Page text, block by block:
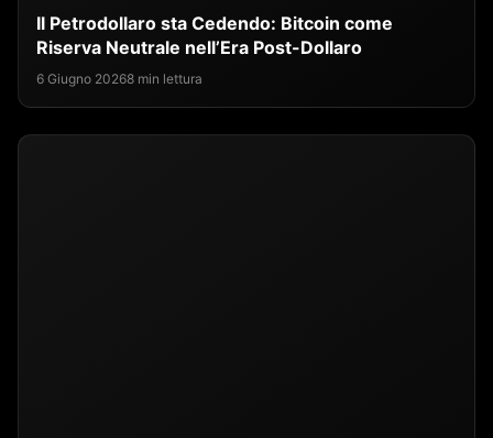
Il Petrodollaro sta Cedendo: Bitcoin come
Riserva Neutrale nell’Era Post-Dollaro
6 Giugno 20268 min lettura